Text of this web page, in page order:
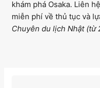
khám phá Osaka. Liên
miễn phí về thủ tục và
Chuyên du lịch Nhật (từ